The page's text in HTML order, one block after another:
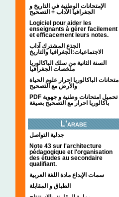
الإمتحانات الوطنية في التاريخ و
الجغرافيا الآداب + التصحيح
Logiciel pour aider les
enseignants à gérer facilement
et efficacement leurs notes.
الجذع المشترك آداب
الاجتماعيات:الجغرافيا والتاريخ
السنة الثانية من سلك الباكالوريا
ملخصات الجغرافيا
امتحانات الباكالوريا احرار علوم الحياة
والأرض مع التصحيح
PDF تحميل امتحانات وطنية و جهوية
باكالوريا احرار مع التصحيح بصيغة
L'arabe
جدلية التواصل
Note 43 sur l'architecture
pédagogique et l'organisation
des études au secondaire
qualifiant.
سمات الإبداع مادة اللغة العربية
الطباق و المقابلة